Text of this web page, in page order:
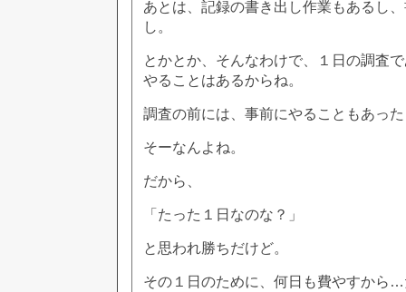
あとは、記録の書き出し作業もあるし
し。
とかとか、そんなわけで、１日の調査
やることはあるからね。
調査の前には、事前にやることもあっ
そーなんよね。
だから、
「たった１日なのな？」
と思われ勝ちだけど。
その１日のために、何日も費やすから